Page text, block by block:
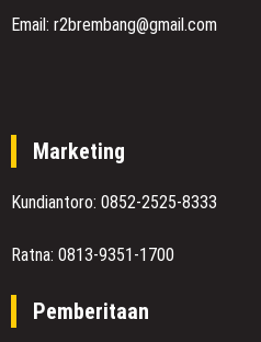
Email: r2brembang@gmail.com
Marketing
Kundiantoro: 0852-2525-8333
Ratna: 0813-9351-1700
Pemberitaan